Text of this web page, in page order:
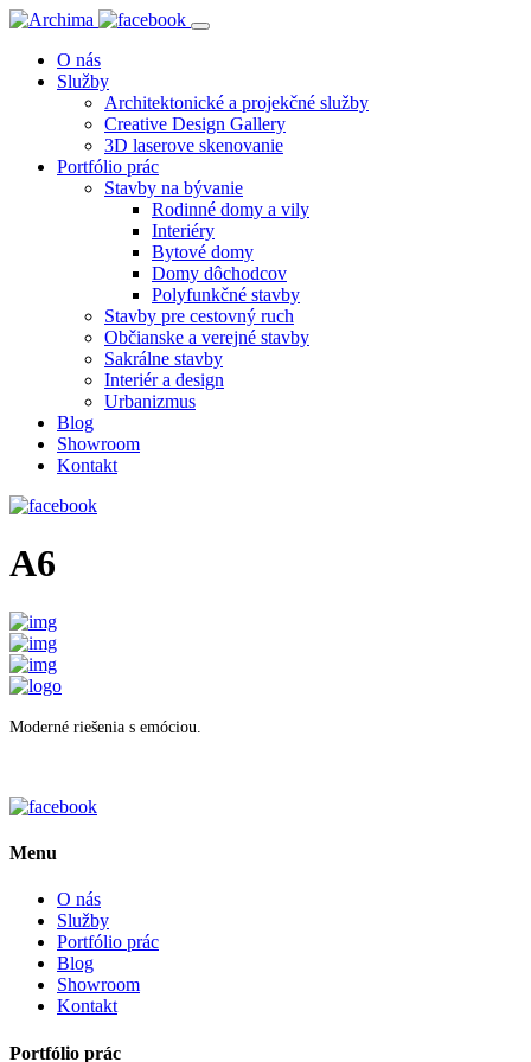
O nás
Služby
Architektonické a projekčné služby
Creative Design Gallery
3D laserove skenovanie
Portfólio prác
Stavby na bývanie
Rodinné domy a vily
Interiéry
Bytové domy
Domy dôchodcov
Polyfunkčné stavby
Stavby pre cestovný ruch
Občianske a verejné stavby
Sakrálne stavby
Interiér a design
Urbanizmus
Blog
Showroom
Kontakt
A6
Moderné riešenia s emóciou.
Menu
O nás
Služby
Portfólio prác
Blog
Showroom
Kontakt
Portfólio prác